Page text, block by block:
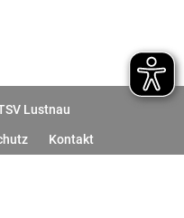
Lustnau
Kontakt